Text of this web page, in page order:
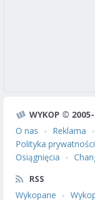
WYKOP ©
O nas
Reklama
Polityka
Osiągnięcia
RSS
Wykopane